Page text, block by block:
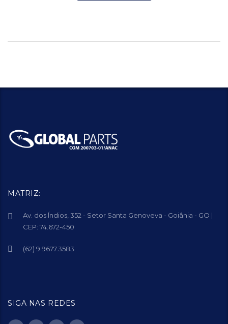
MATRIZ:
Av. dos Índios, 352 - Setor Santa Genoveva - Goiânia - GO |
CEP: 74.672-450
(62) 9.9677.3583
SIGA NAS REDES